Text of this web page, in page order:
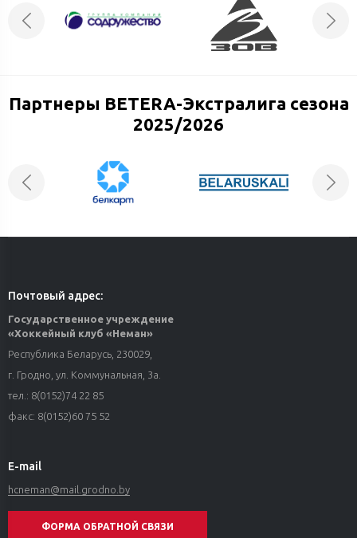
Партнеры BETERA-Экстралига сезона
2025/2026
Почтовый адрес:
Государственное учреждение
«Хоккейный клуб «Неман»
Республика Беларусь, 230029,
г. Гродно, ул. Коммунальная, 3а.
тел.: 8(0152)74 22 85
факс: 8(0152)60 75 52
E-mail
hcneman@mail.grodno.by
ФОРМА ОБРАТНОЙ СВЯЗИ